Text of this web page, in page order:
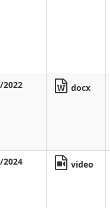
2022 docx
2024
video